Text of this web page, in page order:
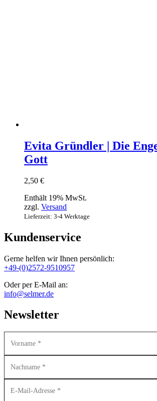
Evita Gründler | Die
Gott
2,50 €
Enthält 19% MwSt.
zzgl. Versand
Lieferzeit: 3-4 Werktage
Kundenservice
Gerne helfen wir Ihnen persönlich:
+49-(0)2572-9510957
Oder per E-Mail an:
info@selmer.de
Newsletter